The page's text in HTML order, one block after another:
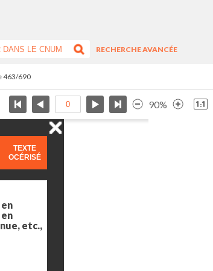
RECHERCHE AVANCÉE
463/690
90%
TEXTE
OCÉRISÉ
etc.,